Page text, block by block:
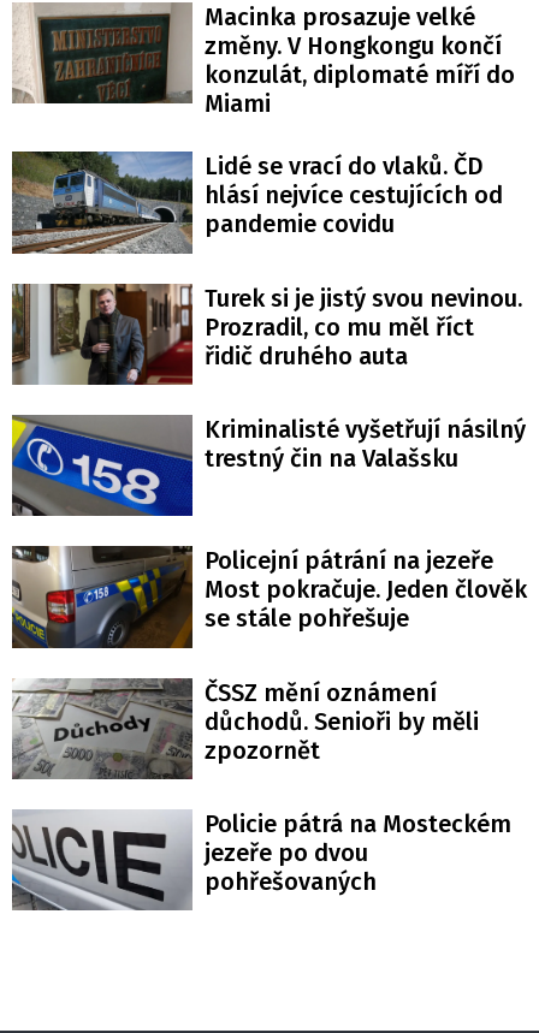
Macinka prosazuje velké
změny. V Hongkongu končí
konzulát, diplomaté míří do
Miami
Lidé se vrací do vlaků. ČD
hlásí nejvíce cestujících od
pandemie covidu
Turek si je jistý svou nevinou.
Prozradil, co mu měl říct
řidič druhého auta
Kriminalisté vyšetřují násilný
trestný čin na Valašsku
Policejní pátrání na jezeře
Most pokračuje. Jeden člověk
se stále pohřešuje
ČSSZ mění oznámení
důchodů. Senioři by měli
zpozornět
Policie pátrá na Mosteckém
jezeře po dvou
pohřešovaných